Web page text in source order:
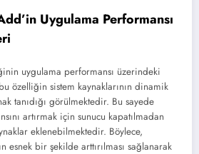
Uygulama Performansı
uygulama performansı üzerindeki
özelliğin sistem kaynaklarının dinamik
tanıdığı görülmektedir. Bu sayede
artırmak için sunucu kapatılmadan
eklenebilmektedir. Böylece,
esnek bir şekilde arttırılması sağlanarak